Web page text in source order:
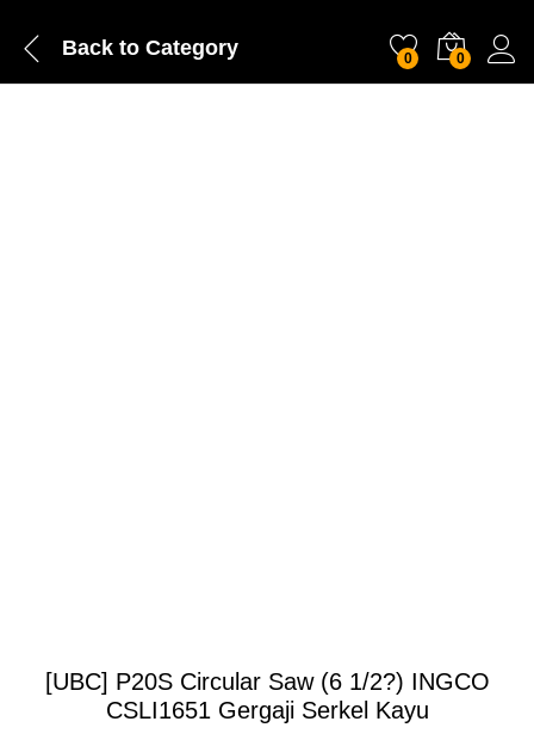
Back to Category 0 0
[UBC] P20S Circular Saw (6 1/2?) INGCO
CSLI1651 Gergaji Serkel Kayu